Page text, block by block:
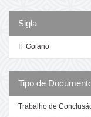
Sigla
IF Goiano
Tipo de
Trabalho de